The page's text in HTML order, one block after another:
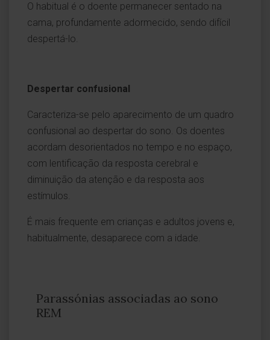
O habitual é o doente permanecer sentado na
cama, profundamente adormecido, sendo difícil
despertá-lo.
Despertar confusional
Caracteriza-se pelo aparecimento de um quadro
confusional ao despertar do sono. Os doentes
acordam desorientados no tempo e no espaço,
com lentificação da resposta cerebral e
diminuição da atenção e da resposta aos
estímulos.
É mais frequente em crianças e adultos jovens e,
habitualmente, desaparece com a idade.
Parassónias associadas ao sono
REM